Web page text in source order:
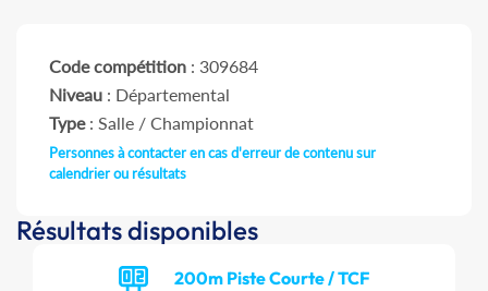
Code compétition : 309684
Niveau : Départemental
Type: Salle / Championnat
Personnes à contacter en cas d'erreur de contenu sur
calendrier ou résultats
Résultats disponibles
200m Piste Courte / TCF